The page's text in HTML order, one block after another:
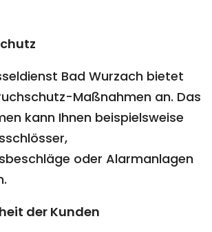
Bad Wurzach bietet
Maßnahmen an. Das
kann Ihnen beispielsweise
oder Alarmanlagen
der Kunden